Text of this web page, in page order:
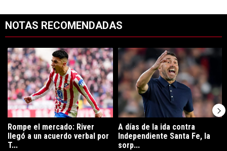
NOTAS RECOMENDADAS
Un artículo de tendencia con el título "Rompe el mercado: River
Rompe el mercado: River
llegó a un acuerdo verbal por
T...
Un artículo de tendencia con el
A días de la ida contra
Independiente Santa Fe, la
sorp...